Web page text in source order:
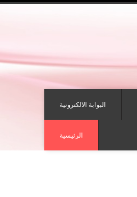
البوابة الالكترونية
الرئيسية